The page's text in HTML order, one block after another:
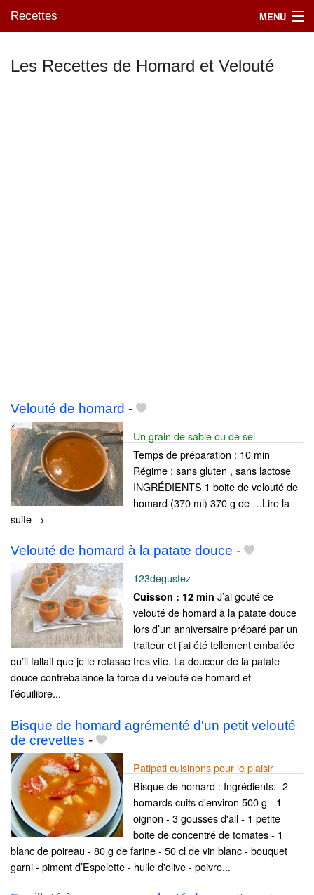
Recettes MENU
Les Recettes de Homard et Velouté
Velouté de homard -
Un grain de sable ou de sel
Temps de préparation : 10 min
Régime : sans gluten , sans lactose
INGRÉDIENTS 1 boite de velouté de
homard (370 ml) 370 g de …Lire la
suite →
Velouté de homard à la patate douce -
123degustez
Cuisson : 12 min J’ai gouté ce
velouté de homard à la patate douce
lors d’un anniversaire préparé par un
traiteur et j’ai été tellement emballée
qu’il fallait que je le refasse très vite. La douceur de la patate
douce contrebalance la force du velouté de homard et
l’équilibre...
Bisque de homard agrémenté d'un petit velouté
de crevettes -
Patipati cuisinons pour le plaisir
Bisque de homard : Ingrédients:- 2
homards cuits d'environ 500 g - 1
oignon - 3 gousses d'ail - 1 petite
boite de concentré de tomates - 1
blanc de poireau - 80 g de farine - 50 cl de vin blanc - bouquet
garni - piment d’Espelette - huile d'olive - poivre...